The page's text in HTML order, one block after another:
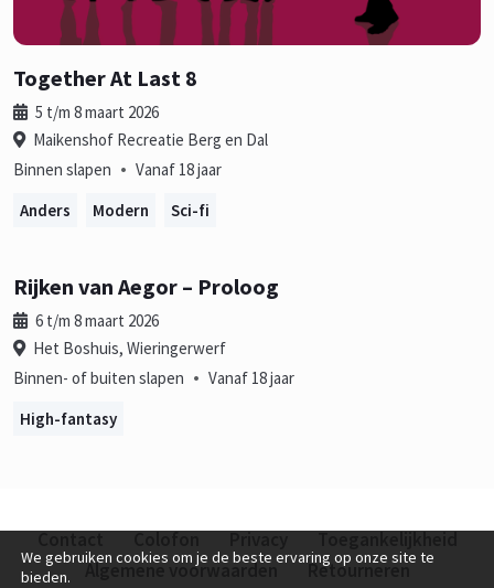
Together At Last 8
5 t/m 8 maart 2026
Maikenshof Recreatie Berg en Dal
Binnen slapen • Vanaf 18 jaar
Anders
Modern Sci-fi
Rijken van Aegor – Proloog
6 t/m 8 maart 2026
Het Boshuis, Wieringerwerf
Binnen- of buiten slapen • Vanaf 18 jaar
High-fantasy
Algemene voorwaarden
Retourneren
We gebruiken cookies om je de beste ervaring op onze site te
bieden.